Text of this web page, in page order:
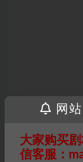
网
大家购买
信客服：